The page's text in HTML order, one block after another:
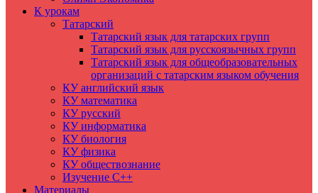
К урокам
Татарский
Татарский язык для татарских групп
Татарский язык для русскоязычных групп
Татарский язык для общеобразовательных
организаций с татарским языком обучения
КУ английский язык
КУ математика
КУ русский
КУ информатика
КУ биология
КУ физика
КУ обществознание
Изучение C++
Материалы